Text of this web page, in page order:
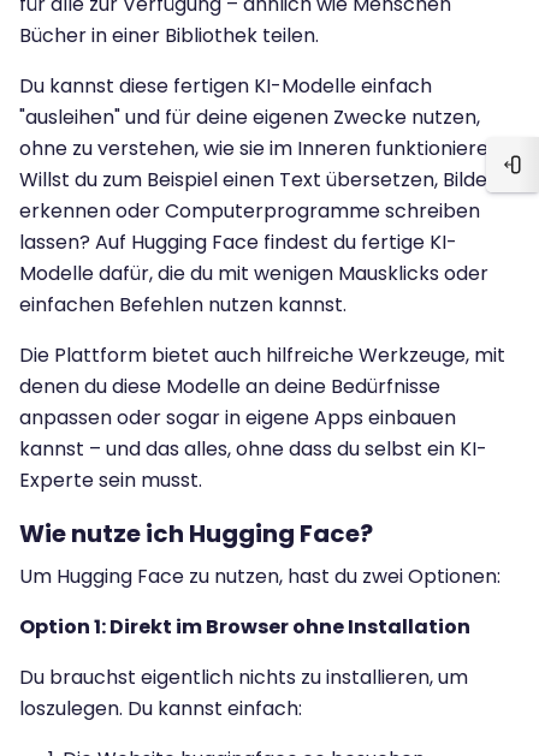
Bücher in einer Bibliothek teilen.
Du kannst diese fertigen KI-Modelle einfach
"ausleihen" und für deine eigenen Zwecke nutzen,
ohne zu verstehen, wie sie im Inneren funktionieren.
Willst du zum Beispiel einen Text übersetzen, Bilder
erkennen oder Computerprogramme schreiben
lassen? Auf Hugging Face findest du fertige KI-
Modelle dafür, die du mit wenigen Mausklicks oder
einfachen Befehlen nutzen kannst.
Die Plattform bietet auch hilfreiche Werkzeuge, mit
denen du diese Modelle an deine Bedürfnisse
anpassen oder sogar in eigene Apps einbauen
kannst – und das alles, ohne dass du selbst ein KI-
Experte sein musst.
Wie nutze ich Hugging Face?
Um Hugging Face zu nutzen, hast du zwei Optionen:
Option 1: Direkt im Browser ohne Installation
Du brauchst eigentlich nichts zu installieren, um
loszulegen. Du kannst einfach: